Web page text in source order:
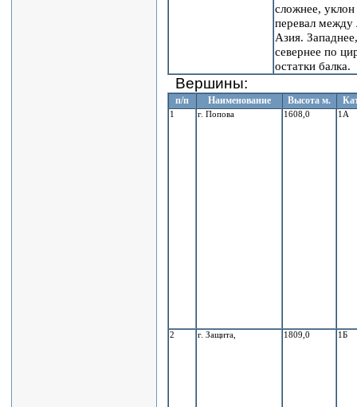
сложнее,
перевал
Азия.
севернее по
остатки балка.
Вершины:
п/п Наименование Высота м.
1 г. Попова 1608,0 1А
2 г. Защита, 1809,0 1Б